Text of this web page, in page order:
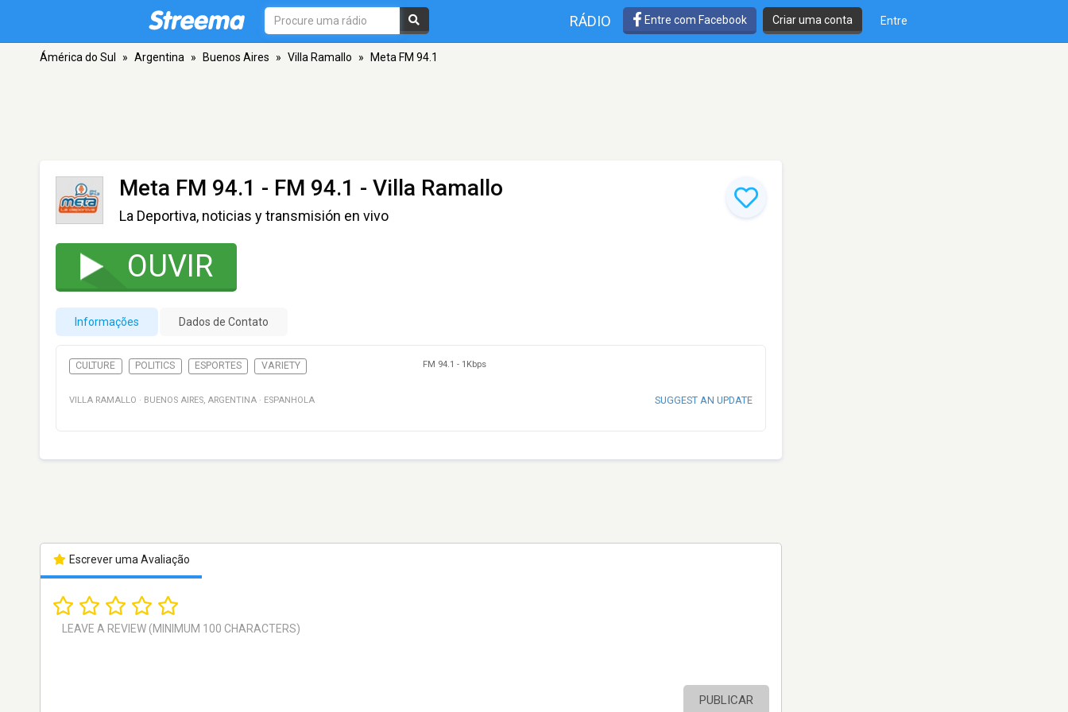
RÁDIO Entre com Facebook Criar uma conta Entre
Ámérica do Sul » Argentina » Buenos Aires » Villa Ramallo » Meta FM 94.1
Meta FM 94.1 - FM 94.1 - Villa Ramallo
La Deportiva, noticias y transmisión en vivo
OUVIR
Informações Dados de Contato
CULTURE POLITICS ESPORTES VARIETY FM 94.1 - 1Kbps
VILLA RAMALLO · BUENOS AIRES, ARGENTINA · ESPANHOLA SUGGEST AN UPDATE
Escrever uma Avaliação
PUBLICAR